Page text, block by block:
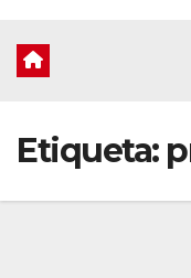
Etiqueta: